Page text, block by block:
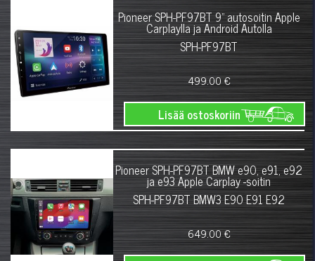
Pioneer SPH-PF97BT 9" autosoitin Apple
Carplaylla ja Android Autolla
SPH-PF97BT
499.00 €
Lisää ostoskoriin
Pioneer SPH-PF97BT BMW e90, e91, e92
ja e93 Apple Carplay -soitin
SPH-PF97BT BMW3 E90 E91 E92
649.00 €